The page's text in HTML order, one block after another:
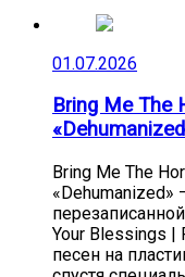
01.07.2026
Bring Me The
Bring Me The
Your Blessings |
песен на